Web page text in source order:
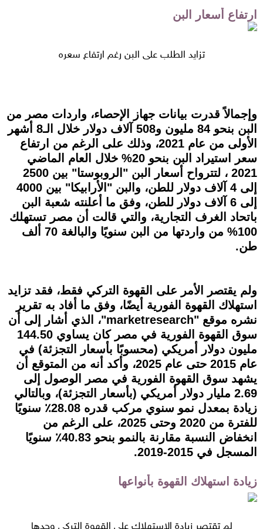
ارتفاع أسعار البن
تزايد الطلب على البن رغم ارتفاع سعره
وإجمالاً قدرت بيانات جهاز الإحصاء، واردات مصر من
البن بنحو 84 مليون و508 آلاف دولار خلال الـ8 أشهر
الأولى من عام 2021، وذلك على الرغم من ارتفاع
سعر استيراد البن بنحو 20% خلال العام الماضي
2021 ، لتترواح أسعار البن "الروبوستا" بين 2500
إلى 4 آلاف دولار للطن، والبن "الأرابيكا" بين 4000
إلى 6 آلاف دولار للطن، وفق ما أعلنته شعبة البن
باتحاد الغرف التجارية، والتي قالت أن مصر تستهلك
100% من واردتها من البن سنويًا والبالغة 70 ألف
طن.
ولم يقتصر الأمر على القهوة التركي فقط، فقد تزايد
استهلاك القهوة الفورية أيضًا، وفق ما أفاد به تقرير
نشره موقع "marketresearch"، الذي أشار إلى أن
سوق القهوة الفورية في مصر كان يساوي 144.50
مليون دولار أمريكي (محسوبًا بأسعار التجزئة) في
عام 2015 حتى عام 2025، وأكد أنه من المتوقع أن
يشهد سوق القهوة الفورية في مصر الوصول إلى
2.69 مليار دولار أمريكي (بأسعار التجزئة)، وبالتالي
زيادة بمعدل نمو سنوي مركب قدره 28.08٪ سنويًا
للفترة من 2020 وحتى 2025، على الرغم من
انخفاض النسبة مقارنة بالنمو بنحو 40.83٪ سنويًا
المسجل في 2015-2019.
زيادة استهلاك القهوة بأنواعها
لم تقتصر زيادة الاستهلاك على القهوة التركي وحدها